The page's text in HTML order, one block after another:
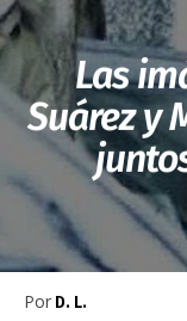
Las
Suárez y
Por D. L.